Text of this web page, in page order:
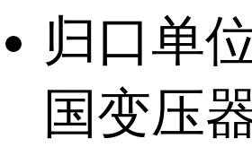
归口单
国变压